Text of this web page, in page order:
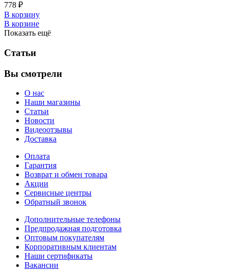
778 ₽
В корзину
В корзине
Показать ещё
Статьи
Вы смотрели
О нас
Наши магазины
Статьи
Новости
Видеоотзывы
Доставка
Оплата
Гарантия
Возврат и обмен товара
Акции
Сервисные центры
Обратный звонок
Дополнительные телефоны
Предпродажная подготовка
Оптовым покупателям
Корпоративным клиентам
Наши сертификаты
Вакансии